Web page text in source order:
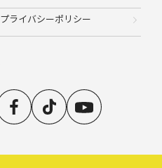
プライバシーポリシー